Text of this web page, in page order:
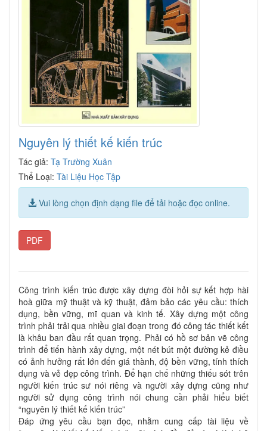
Nguyên lý thiết kế kiến trúc
Tác giả: Tạ Trường Xuân
Thể Loại: Tài Liệu Học Tập
Vui lòng chọn định dạng file để tải hoặc đọc online.
PDF
Công trình kiến trúc được xây dựng đòi hỏi sự kết hợp hài
hoà giữa mỹ thuật và kỹ thuật, đảm bảo các yêu cầu: thích
dụng, bền vững, mĩ quan và kinh tế. Xây dựng một công
trình phải trải qua nhiều giai đoạn trong đó công tác thiết kết
là khâu ban đầu rất quan trọng. Phải có hồ sơ bản vẽ công
trình để tiến hành xây dựng, một nét bút một đường kẻ điều
có ảnh hưởng rất lớn đến giá thành, độ bền vững, tính thích
dụng và vẻ đẹp công trình. Để hạn chế những thiếu sót trên
người kiến trúc sư nói riêng và người xây dựng cũng như
người sử dụng công trình nói chung cần phải hiểu biết
“nguyên lý thiết kế kiến trúc”
Đáp ứng yêu cầu bạn đọc, nhằm cung cấp tài liệu về